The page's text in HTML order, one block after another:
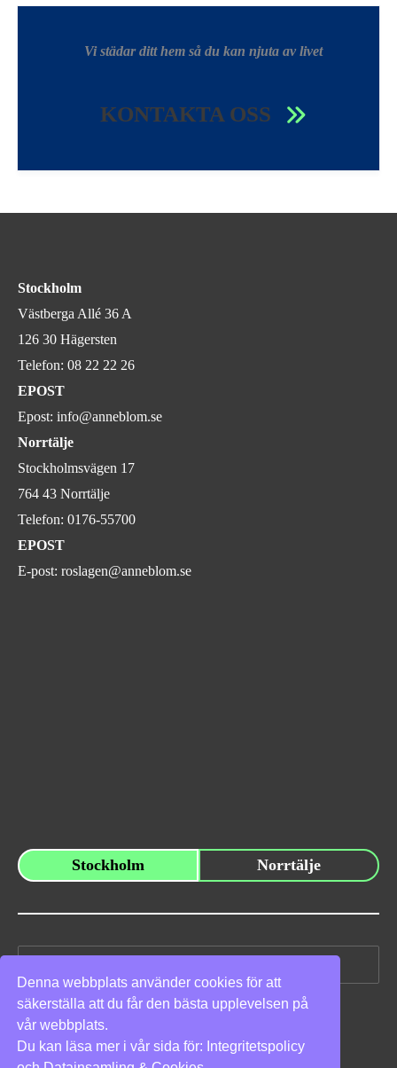
Denna webbplats använder cookies för att
säkerställa att du får den bästa upplevelsen på
vår webbplats.
Du kan läsa mer i vår sida för: Integritetspolicy
Vi städar ditt hem så du kan njuta av livet
KONTAKTA OSS
Stockholm
Västberga Allé 36 A
126 30 Hägersten
Telefon: 08 22 22 26
EPOST
Epost: info@anneblom.se
Norrtälje
Stockholmsvägen 17
764 43 Norrtälje
Telefon: 0176-55700
EPOST
E-post: roslagen@anneblom.se
Stockholm Norrtälje
Sök
efter:
Vi stöder